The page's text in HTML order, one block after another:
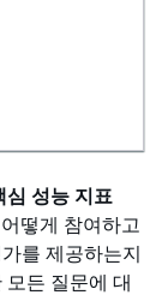
심 성능 지표
떻게 참여하고
를 제공하는지
든 질문에 대